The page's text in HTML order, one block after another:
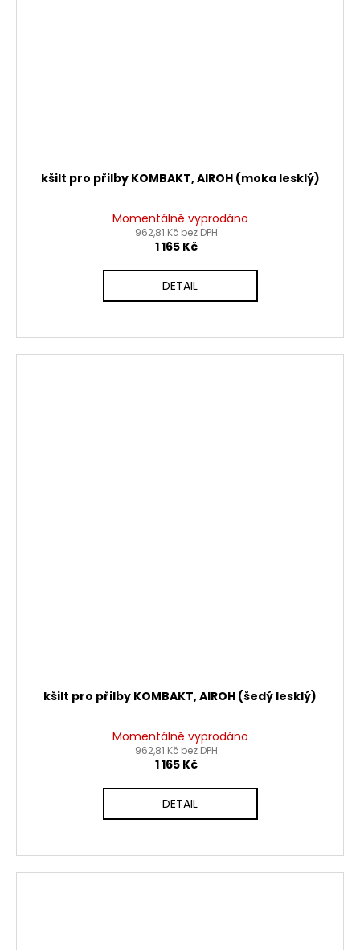
kšilt pro přilby KOMBAKT, AIROH (moka lesklý)
Momentálně vyprodáno
962,81 Kč bez DPH
1 165 Kč
DETAIL
kšilt pro přilby KOMBAKT, AIROH (šedý lesklý)
Momentálně vyprodáno
962,81 Kč bez DPH
1 165 Kč
DETAIL